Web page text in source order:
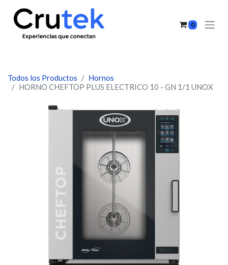
0
Todos los Productos
Hornos
HORNO CHEFTOP PLUS ELECTRICO 10 - GN 1/1 UNOX